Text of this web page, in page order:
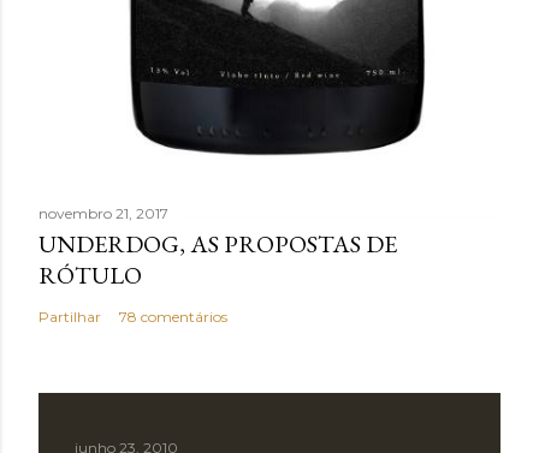
novembro 21, 2017
UNDERDOG, AS PROPOSTAS DE
RÓTULO
Partilhar 78 comentários
junho 23, 2010